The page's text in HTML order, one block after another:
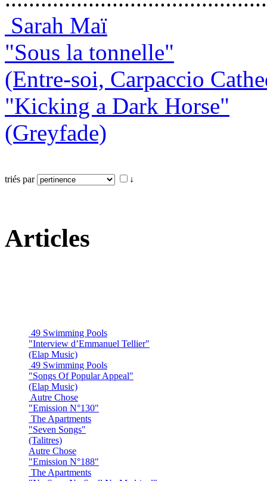
Sarah Maï
"Sous la tonnelle"
(Entre-soi, Carpaccio
"Kicking a Dark Horse"
(Greyfade)
triés par ↓
Articles
49 Swimming Pools
"Interview d’Emmanuel Tellier"
(Elap Music)
49 Swimming Pools
"Songs Of Popular Appeal"
(Elap Music)
Autre Chose
"Emission N°130"
The Apartments
"Seven Songs"
(Talitres)
Autre Chose
"Emission N°188"
The Apartments